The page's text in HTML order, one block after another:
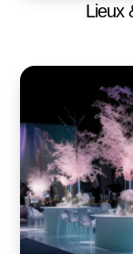
Lieux